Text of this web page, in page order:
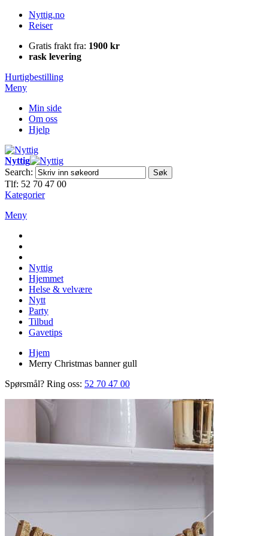
Nyttig.no
Reiser
Gratis frakt fra: 1900 kr
rask levering
Hurtigbestilling
Meny
Min side
Om oss
Hjelp
Nyttig
Search:
Søk
Tlf: 52 70 47 00
Kategorier
Meny
Nyttig
Hjemmet
Helse & velvære
Nytt
Party
Tilbud
Gavetips
Hjem
Merry Christmas banner gull
Spørsmål? Ring oss: 52 70 47 00